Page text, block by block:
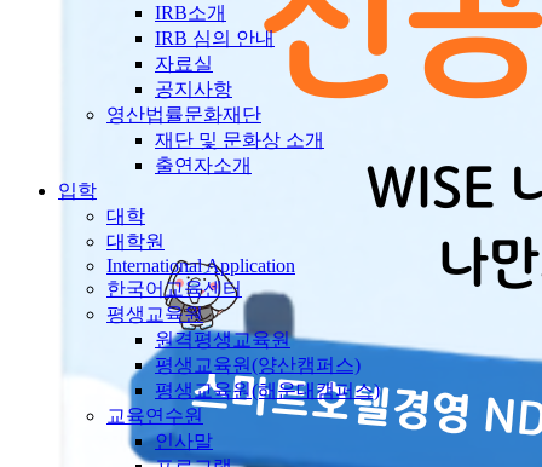
IRB소개
IRB 심의 안내
자료실
공지사항
영산법률문화재단
재단 및 문화상 소개
출연자소개
입학
대학
대학원
International Application
한국어교육센터
평생교육원
원격평생교육원
평생교육원(양산캠퍼스)
평생교육원(해운대캠퍼스)
교육연수원
인사말